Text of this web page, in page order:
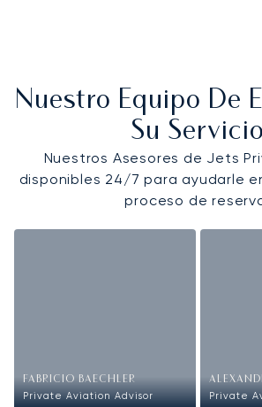
Nuestro Equipo De
Su Servicio
Nuestros Asesores de Jets
disponibles 24/7 para ayudarle
proceso de
FABRICIO BAECHLER
Private Aviation Advisor Private